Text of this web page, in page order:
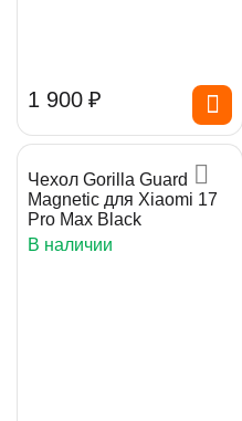
1 900 ₽
Чехол Gorilla Guard
Magnetic для Xiaomi 17
Pro Max Black
В наличии